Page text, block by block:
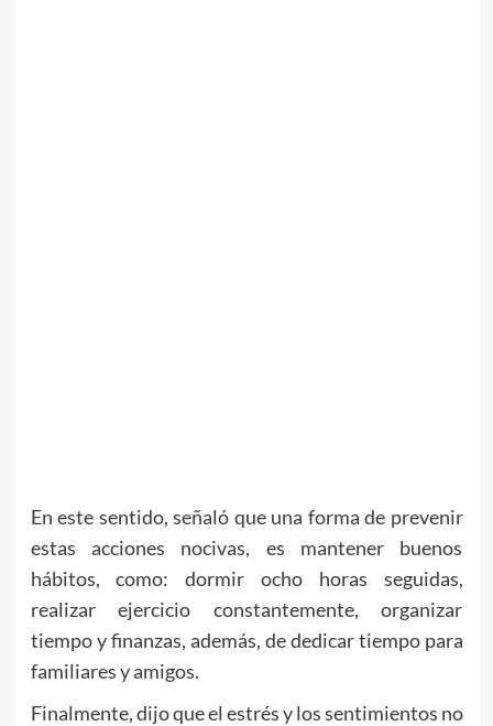
En este sentido, señaló que una forma de prevenir
estas acciones nocivas, es mantener buenos
hábitos, como: dormir ocho horas seguidas,
realizar ejercicio constantemente, organizar
tiempo y finanzas, además, de dedicar tiempo para
familiares y amigos.
Finalmente, dijo que el estrés y los sentimientos no